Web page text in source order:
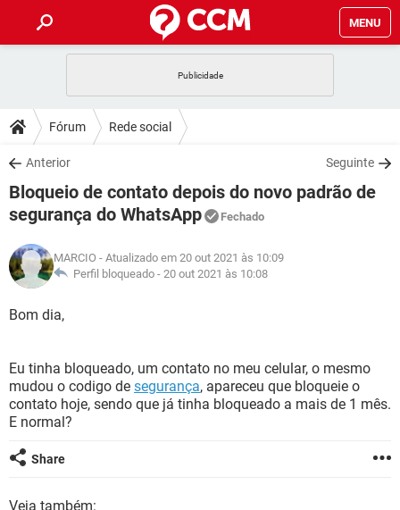
MENU
CELULAR
OUTLOOK
INSTAGRAM GMAIL
GUIA DE COMPRAS
DICAS
JOGOS
OUTLOOK EXCEL
GUIA DE COMPRAS
DOWNLOADS
JOGOS WHATSAPP
CELULAR FACEBOOK
OUTLOOK EXCEL
INSTAGRAM
GUIA DE COMPRAS
FÓRUM
CELULAR FACEBOOK
GUIA DE COMPRAS
GLOSSÁRIO
JOGOS
CELULAR
INSTAGRAM GMAIL
GUIA DE COMPRAS
Fórum Rede social
Anterior Seguinte
Bloqueio de contato depois do novo padrão de
segurança do WhatsApp
Fechado
MARCIO - Atualizado em 20 out 2021 às 10:09
Perfil bloqueado - 20 out 2021 às 10:08
Bom dia,
Eu tinha bloqueado, um contato no meu celular, o mesmo
mudou o codigo de segurança, apareceu que bloqueie o
contato hoje, sendo que já tinha bloqueado a mais de 1 mês.
E normal?
Share
Veja também: